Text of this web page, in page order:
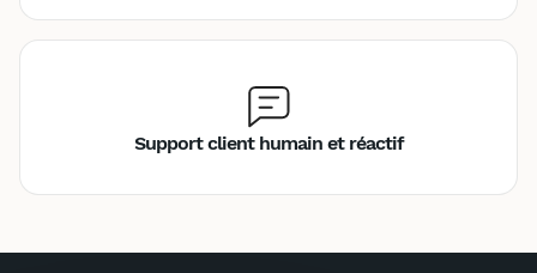
Support client humain et réactif